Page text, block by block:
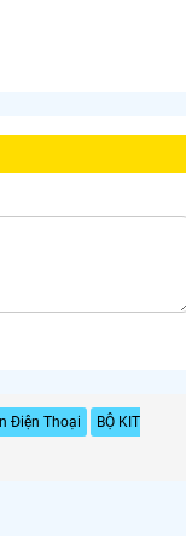
Điện Thoại
BỘ KIT